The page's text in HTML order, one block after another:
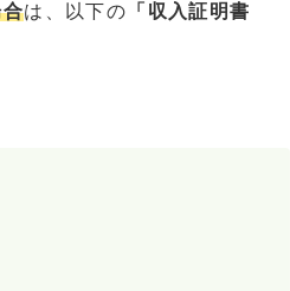
は、以下の 「収入証明書